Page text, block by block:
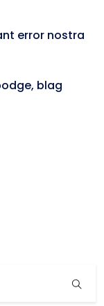
error nostra
blag